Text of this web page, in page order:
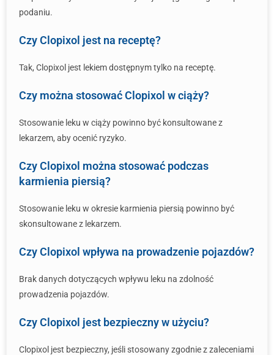
podaniu.
Czy Clopixol jest na receptę?
Tak, Clopixol jest lekiem dostępnym tylko na receptę.
Czy można stosować Clopixol w ciąży?
Stosowanie leku w ciąży powinno być konsultowane z
lekarzem, aby ocenić ryzyko.
Czy Clopixol można stosować podczas
karmienia piersią?
Stosowanie leku w okresie karmienia piersią powinno być
skonsultowane z lekarzem.
Czy Clopixol wpływa na prowadzenie pojazdów?
Brak danych dotyczących wpływu leku na zdolność
prowadzenia pojazdów.
Czy Clopixol jest bezpieczny w użyciu?
Clopixol jest bezpieczny, jeśli stosowany zgodnie z zaleceniami